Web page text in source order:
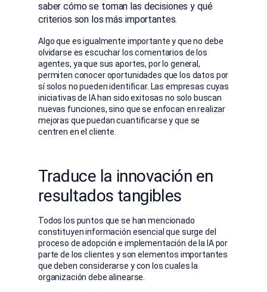
saber cómo se toman las decisiones y qué
criterios son los más importantes.
Algo que es igualmente importante y que no debe
olvidarse es escuchar los comentarios de los
agentes, ya que sus aportes, por lo general,
permiten conocer oportunidades que los datos por
sí solos no pueden identificar. Las empresas cuyas
iniciativas de IA han sido exitosas no solo buscan
nuevas funciones, sino que se enfocan en realizar
mejoras que puedan cuantificarse y que se
centren en el cliente.
Traduce la innovación en
resultados tangibles
Todos los puntos que se han mencionado
constituyen información esencial que surge del
proceso de adopción e implementación de la IA por
parte de los clientes y son elementos importantes
que deben considerarse y con los cuales la
organización debe alinearse.